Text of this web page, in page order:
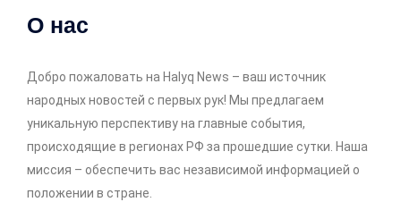
О нас
Добро пожаловать на Halyq News – ваш источник
народных новостей с первых рук! Мы предлагаем
уникальную перспективу на главные события,
происходящие в регионах РФ за прошедшие сутки. Наша
миссия – обеспечить вас независимой информацией о
положении в стране.